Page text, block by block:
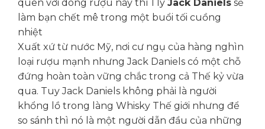
quen với dòng rượu này thì 1 ly Jack Danielssẽ
làm bạn chết mê trong một buổi tối cuồng
nhiệt
Xuất xứ từ nước Mỹ, nơi cư ngụ của hàng nghìn
loại rượu mạnh nhưng Jack Daniels có một chỗ
đứng hoàn toàn vững chắc trong cả Thế kỷ vừa
qua. Tuy Jack Daniels không phải là người
khổng lồ trong làng Whisky Thế giới nhưng để
so sánh thì nó là một người dẫn đầu của những